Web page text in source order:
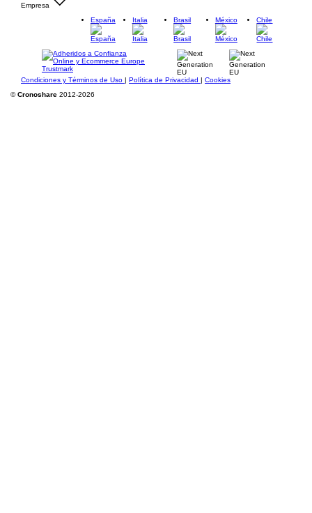
Empresa
España
Italia Brasil México Chile
Condiciones y Términos de Uso | Política de Privacidad | Cookies
©Cronoshare 2012-2026